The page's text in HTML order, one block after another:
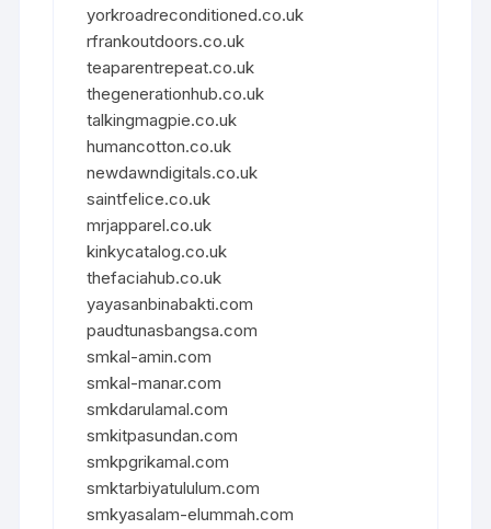
yorkroadreconditioned.co.uk
rfrankoutdoors.co.uk
teaparentrepeat.co.uk
thegenerationhub.co.uk
talkingmagpie.co.uk
humancotton.co.uk
newdawndigitals.co.uk
saintfelice.co.uk
mrjapparel.co.uk
kinkycatalog.co.uk
thefaciahub.co.uk
yayasanbinabakti.com
paudtunasbangsa.com
smkal-amin.com
smkal-manar.com
smkdarulamal.com
smkitpasundan.com
smkpgrikamal.com
smktarbiyatululum.com
smkyasalam-elummah.com